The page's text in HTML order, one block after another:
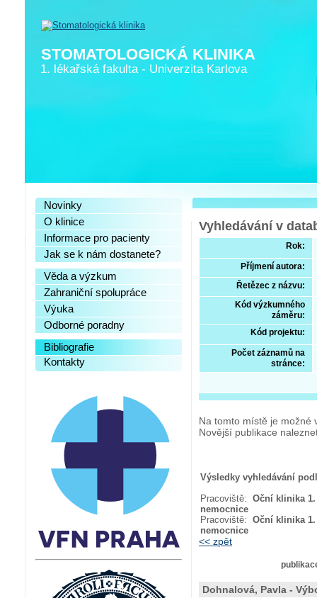
Novinky
O klinice
Informace pro pacienty
Jak se k nám dostanete?
Věda a výzkum
Zahraniční spolupráce
Výuka
Odborné poradny
Bibliografie
Kontakty
Vyhledávání v
Rok:
Příjmení autora:
Řetězec z názvu:
Kód výzkumného
záměru:
Kód projektu:
Počet záznamů na
stránce:
Na tomto místě je možné
Novější publikace
Výsledky vyhledávání
Pracoviště: Oční klinika
nemocnice
Pracoviště: Oční klinika
nemocnice
<< zpět
Dohnalová, Pavla -
STOMATOLOGICKÁ KLINIKA
1. lékařská fakulta- Univerzita Karlova